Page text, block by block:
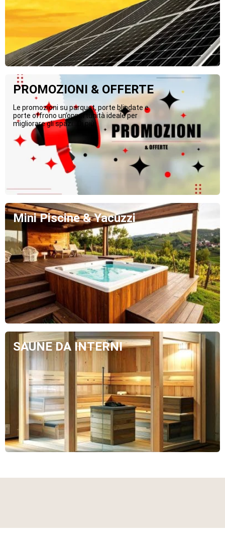
PROMOZIONI & OFFERTE
Le promozioni su parquet, porte blindate e
porte offrono un’opportunità ideale per
migliorare gli spazi...Di più
Mini Piscine & Yacuzzi
SAUNE DA INTERNI